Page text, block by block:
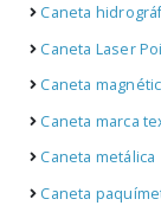
Caneta
Caneta Laser
Caneta
Caneta marca
Caneta metálica
Caneta